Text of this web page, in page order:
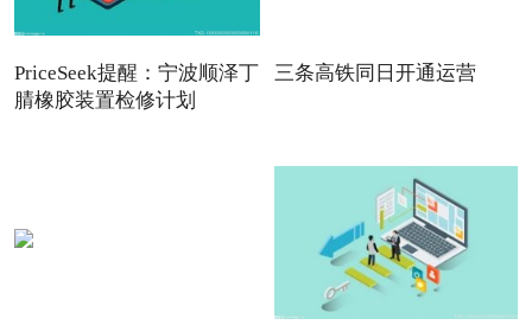
PriceSeek提醒：宁波顺泽丁
腈橡胶装置检修计划
三条高铁同日开通运营